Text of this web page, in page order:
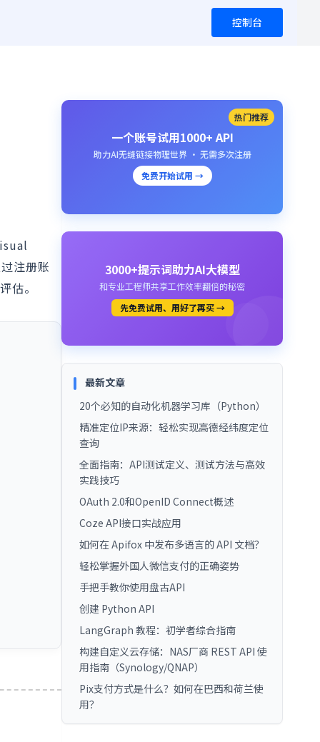
控制台
注册账
估。
热门推荐
一个账号试用1000+ API
助力AI无缝链接物理世界 · 无需多次注册
免费开始试用 →
3000+提示词助力AI大模型
和专业工程师共享工作效率翻倍的秘密
先免费试用、用好了再买 →
最新文章
20个必知的自动化机器学习库（Python）
精准定位IP来源：轻松实现高德经纬度定位
查询
全面指南：API测试定义、测试方法与高效
实践技巧
OAuth 2.0和OpenID Connect概述
Coze API接口实战应用
如何在 Apifox 中发布多语言的 API 文档？
轻松掌握外国人微信支付的正确姿势
手把手教你使用盘古API
创建 Python API
LangGraph 教程：初学者综合指南
构建自定义云存储：NAS厂商 REST API 使
用指南（Synology/QNAP）
Pix支付方式是什么？如何在巴西和荷兰使
用？